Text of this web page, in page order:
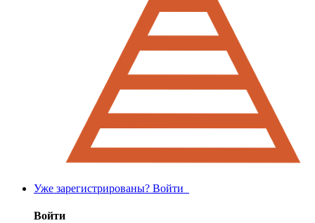
Уже зарегистрированы? Войти
Войти